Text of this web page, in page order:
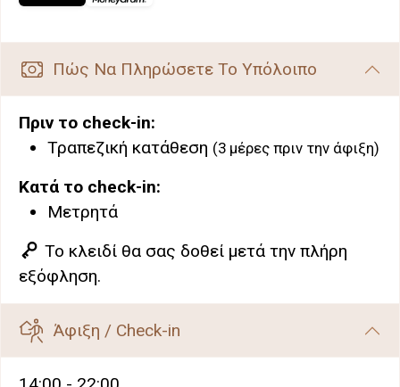
Πώς Να Πληρώσετε Το Υπόλοιπο
Πριν το check-in:
Τραπεζική κατάθεση (3 μέρες πριν την άφιξη)
Κατά το check-in:
Μετρητά
Το κλειδί θα σας δοθεί μετά την πλήρη
εξόφληση.
Άφιξη / Check-in